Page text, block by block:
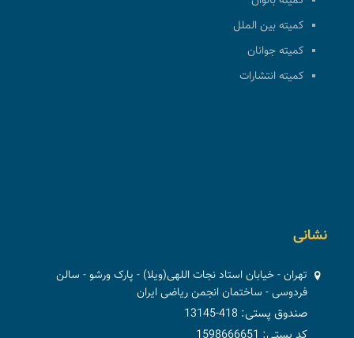
کمیته بین الملل
کمیته جوانان
کمیته انتشارات
نشانی
تهران - خیابان استاد نجات اللهی(ویلا) - پارک ورشو - سالن
فردوسی - ساختمان انجمن ریاضی ایران
صندوق پستی: 418-13145